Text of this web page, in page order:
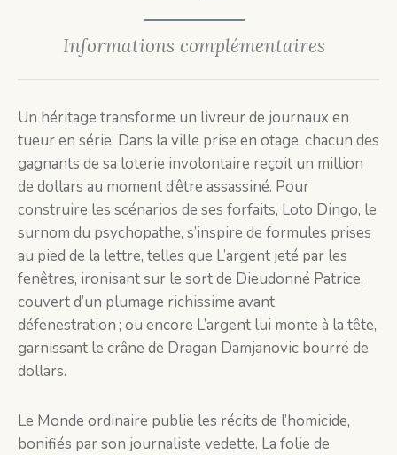
Informations complémentaires
Un héritage transforme un livreur de journaux en
tueur en série. Dans la ville prise en otage, chacun des
gagnants de sa loterie involontaire reçoit un million
de dollars au moment d’être assassiné. Pour
construire les scénarios de ses forfaits, Loto Dingo, le
surnom du psychopathe, s’inspire de formules prises
au pied de la lettre, telles que L’argent jeté par les
fenêtres, ironisant sur le sort de Dieudonné Patrice,
couvert d’un plumage richissime avant
défenestration ; ou encore L’argent lui monte à la tête,
garnissant le crâne de Dragan Damjanovic bourré de
dollars.
Le Monde ordinaire publie les récits de l’homicide,
bonifiés par son journaliste vedette. La folie de